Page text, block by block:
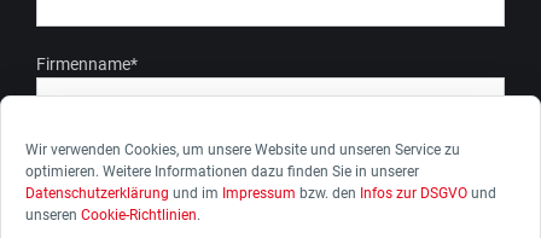
Wir verwenden Cookies, um unsere Website und unseren Service zu
optimieren. Weitere Informationen dazu finden Sie in unserer
Datenschutzerklärung und im Impressum bzw. den Infos zur DSGVO und
unseren Cookie-Richtlinien.
Firmenname*
Ich stimme zu, dass meine personenbezogenen Daten gem.
unserer Datenschutzerkärung genutzt werden. Ich kann die
Zustimmung zur Datenverarbeitung jederzeit widerrufen.